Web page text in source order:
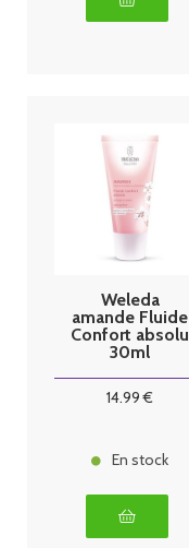
Weleda
amande Fluide
Confort absolu
30ml
14.99 €
En stock